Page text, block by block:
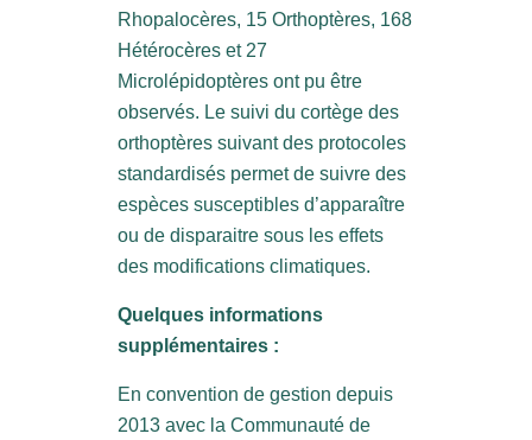
Rhopalocères, 15 Orthoptères, 168
Hétérocères et 27
Microlépidoptères ont pu être
observés. Le suivi du cortège des
orthoptères suivant des protocoles
standardisés permet de suivre des
espèces susceptibles d’apparaître
ou de disparaitre sous les effets
des modifications climatiques.
Quelques informations
supplémentaires :
En convention de gestion depuis
2013 avec la Communauté de